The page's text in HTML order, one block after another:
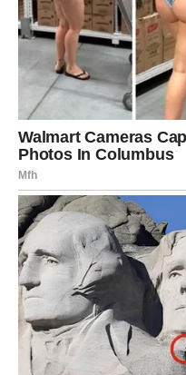
Stabilna telesna težinaje
zadržavate stabilnu težinu,
metabolizam i dovoljno
dijete i umesto toga se
ishrani i svakodnevnu
održavanju zdrave telesne
umerenih intenziteta,